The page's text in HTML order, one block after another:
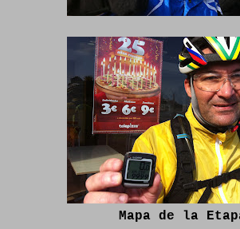
Mapa de la